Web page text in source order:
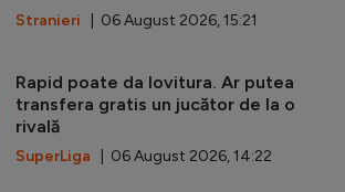
Stranieri | 06 August 2026, 15:21
Rapid poate da lovitura. Ar putea
transfera gratis un jucător de la o
rivală
SuperLiga | 06 August 2026, 14:22